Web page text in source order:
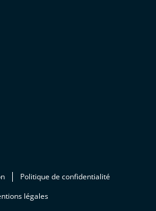
Politique de confidentialité
légales